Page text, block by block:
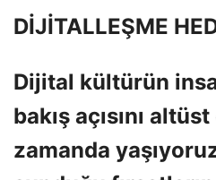
DİJİTALLEŞME
Dijital kültürün
bakış açısını
zamanda